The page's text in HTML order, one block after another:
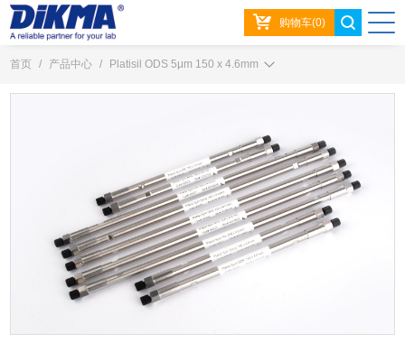
购物车(0)
首页 / 产品中心 / Platisil ODS 5μm 150 x 4.6mm